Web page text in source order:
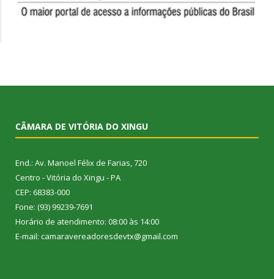
CÂMARA DE VITÓRIA DO XINGU
End.: Av. Manoel Félix de Farias, 720
Centro - Vitória do Xingu - PA
CEP: 68383-000
Fone: (93) 99239-7691
Horário de atendimento: 08:00 às 14:00
E-mail: camaravereadoresdevtx@gmail.com